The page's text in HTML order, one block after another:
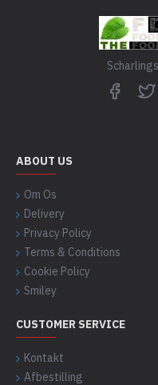
ABOUT US
Om Os
Delivery
Privacy Policy
Terms & Conditions
Cookie Policy
Smiley
CUSTOMER SERVICE
Kontakt
Afbestilling